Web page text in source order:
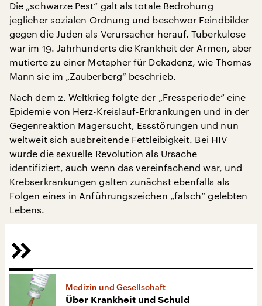
Die „schwarze Pest“ galt als totale Bedrohung
jeglicher sozialen Ordnung und beschwor Feindbilder
gegen die Juden als Verursacher herauf. Tuberkulose
war im 19. Jahrhunderts die Krankheit der Armen, aber
mutierte zu einer Metapher für Dekadenz, wie Thomas
Mann sie im „Zauberberg“ beschrieb.
Nach dem 2. Weltkrieg folgte der „Fressperiode“ eine
Epidemie von Herz-Kreislauf-Erkrankungen und in der
Gegenreaktion Magersucht, Essstörungen und nun
weltweit sich ausbreitende Fettleibigkeit. Bei HIV
wurde die sexuelle Revolution als Ursache
identifiziert, auch wenn das vereinfachend war, und
Krebserkrankungen galten zunächst ebenfalls als
Folgen eines in Anführungszeichen „falsch“ gelebten
Lebens.
Medizin und Gesellschaft
Über Krankheit und Schuld